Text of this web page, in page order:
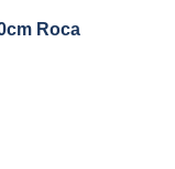
Roca